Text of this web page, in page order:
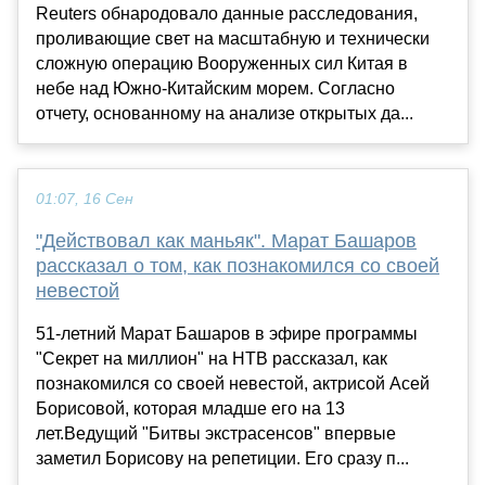
Reuters обнародовало данные расследования,
проливающие свет на масштабную и технически
сложную операцию Вооруженных сил Китая в
небе над Южно-Китайским морем. Согласно
отчету, основанному на анализе открытых да...
01:07, 16 Сен
"Действовал как маньяк". Марат Башаров
рассказал о том, как познакомился со своей
невестой
51-летний Марат Башаров в эфире программы
"Секрет на миллион" на НТВ рассказал, как
познакомился со своей невестой, актрисой Асей
Борисовой, которая младше его на 13
лет.Ведущий "Битвы экстрасенсов" впервые
заметил Борисову на репетиции. Его сразу п...